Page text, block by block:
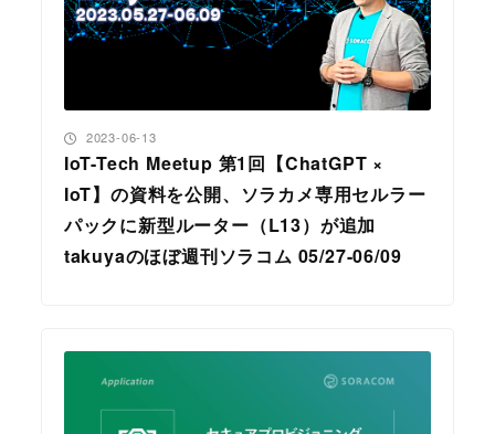
IoT-Tech Meetup 第1回【ChatGPT ×
IoT】の資料を公開、ソラカメ専用セルラー
パックに新型ルーター（L13）が追加
takuyaのほぼ週刊ソラコム 05/27-06/09
投稿日
2023-06-13